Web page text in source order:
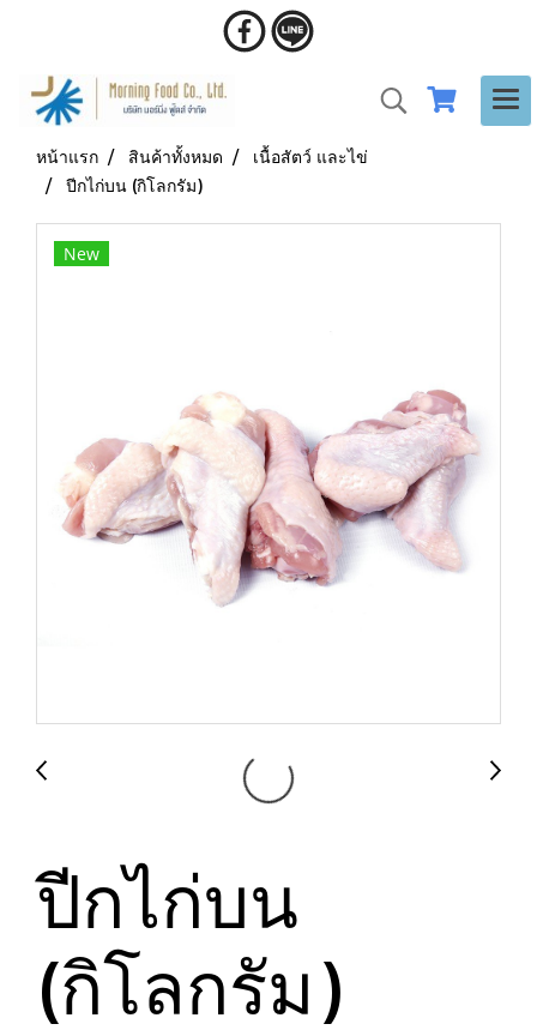
หน้าแรก สินค้าทั้งหมด
เนื้อสัตว์ และไข่
ปีกไก่บน (กิโลกรัม)
New
ปีกไก่บน
(กิโลกรัม)